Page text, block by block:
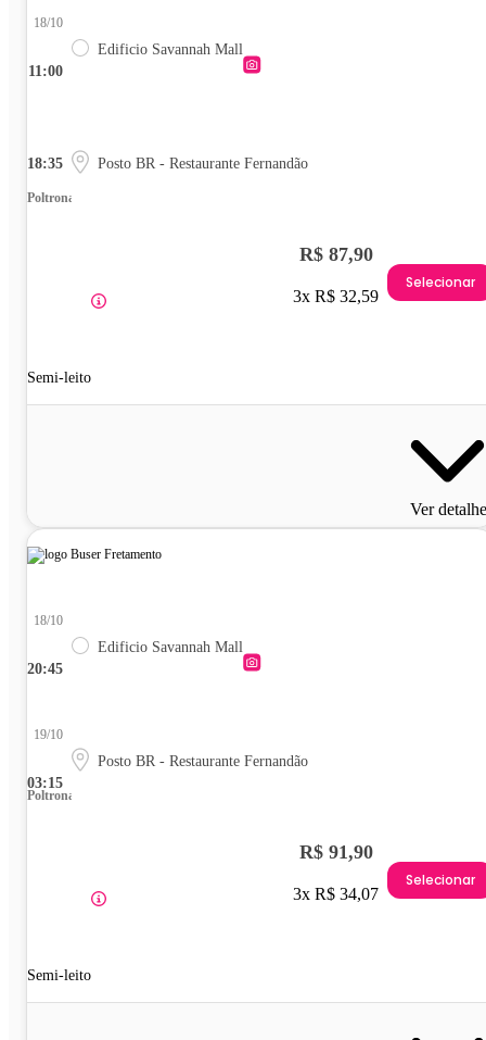
11:00
18/10
Edificio Savannah Mall
18:35 Posto BR - Restaurante Fernandão
Poltrona
Semi-leito
R$ 87,90
3x R$ 32,59
Selecionar
Ver
20:45
18/10
Edificio Savannah Mall
03:15
19/10
Posto BR - Restaurante Fernandão
Poltrona
Semi-leito
R$ 91,90
3x R$ 34,07
Selecionar